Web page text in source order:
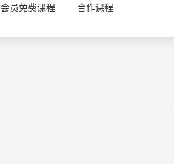
会员免费课程 合作课程